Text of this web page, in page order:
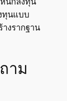
ทุนแบบ
งรากฐาน
าม